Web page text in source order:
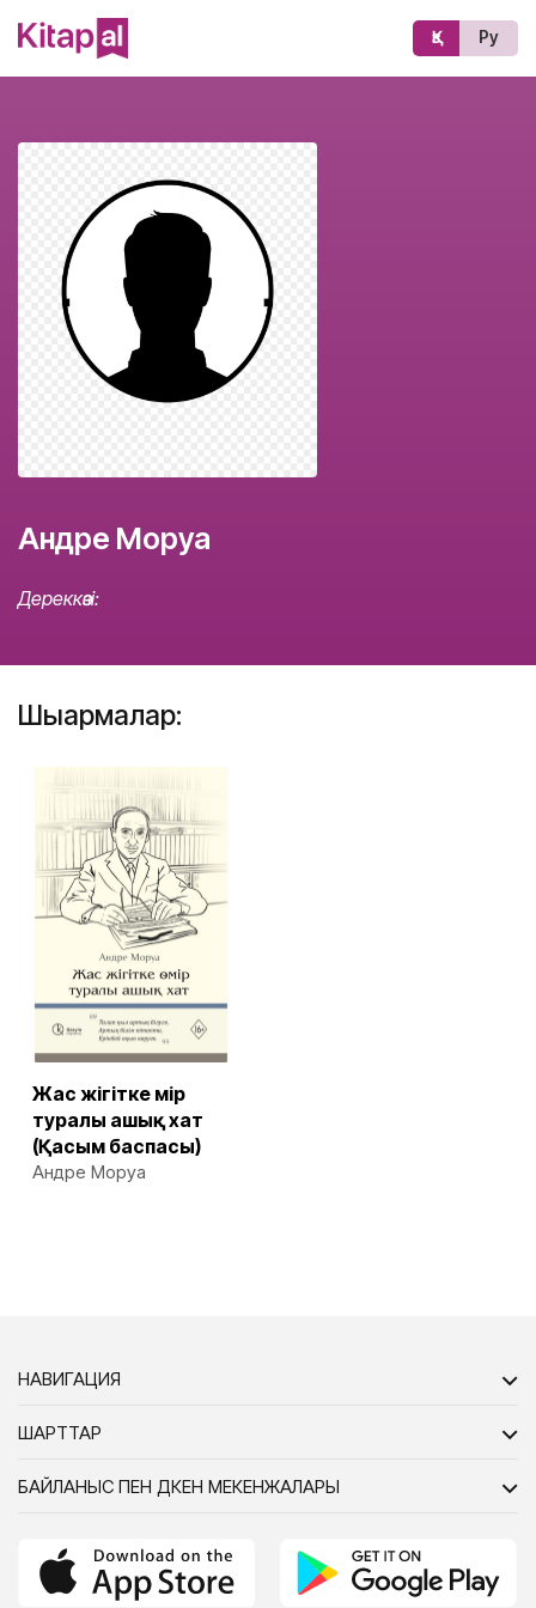
Қз Ру
Андре Моруа
Дереккөзі:
Шығармалар:
Жас жігітке өмір
туралы ашық хат
(Қасым баспасы)
Андре Моруа
НАВИГАЦИЯ
ШАРТТАР
БАЙЛАНЫС ПЕН ДҮКЕН МЕКЕНЖАЛАРЫ